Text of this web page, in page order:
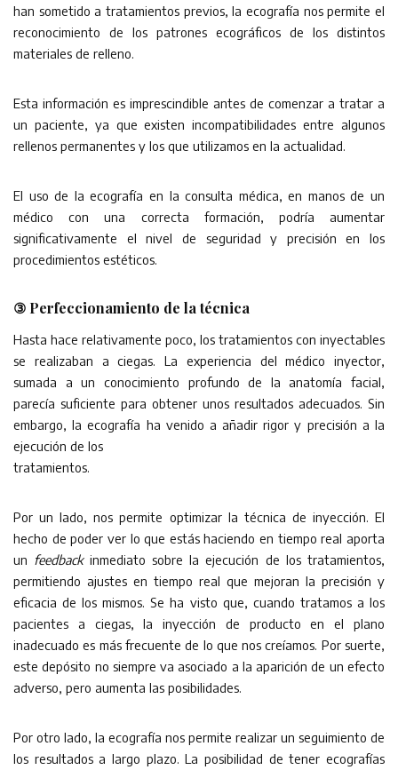
han sometido a tratamientos previos, la ecografía nos permite el
reconocimiento de los patrones ecográficos de los distintos
materiales de relleno.
Esta información es imprescindible antes de comenzar a tratar a
un paciente, ya que existen incompatibilidades entre algunos
rellenos permanentes y los que utilizamos en la actualidad.
El uso de la ecografía en la consulta médica, en manos de un
médico con una correcta formación, podría aumentar
significativamente el nivel de seguridad y precisión en los
procedimientos estéticos.
③ Perfeccionamiento de la técnica
Hasta hace relativamente poco, los tratamientos con inyectables
se realizaban a ciegas. La experiencia del médico inyector,
sumada a un conocimiento profundo de la anatomía facial,
parecía suficiente para obtener unos resultados adecuados. Sin
embargo, la ecografía ha venido a añadir rigor y precisión a la
ejecución de los
tratamientos.
Por un lado, nos permite optimizar la técnica de inyección. El
hecho de poder ver lo que estás haciendo en tiempo real aporta
un feedbackinmediato sobre la ejecución de los tratamientos,
permitiendo ajustes en tiempo real que mejoran la precisión y
eficacia de los mismos. Se ha visto que, cuando tratamos a los
pacientes a ciegas, la inyección de producto en el plano
inadecuado es más frecuente de lo que nos creíamos. Por suerte,
este depósito no siempre va asociado a la aparición de un efecto
adverso, pero aumenta las posibilidades.
Por otro lado, la ecografía nos permite realizar un seguimiento de
los resultados a largo plazo. La posibilidad de tener ecografías